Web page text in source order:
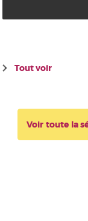
Tout voir
Voir toute la